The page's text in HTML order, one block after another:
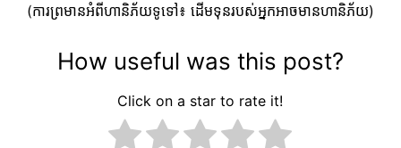
(ការព្រមានអំពីហានិភ័យទូទៅ៖ ដើមទុនរបស់អ្នកអាចមានហានិភ័យ)
How useful was this post?
Click on a star to rate it!